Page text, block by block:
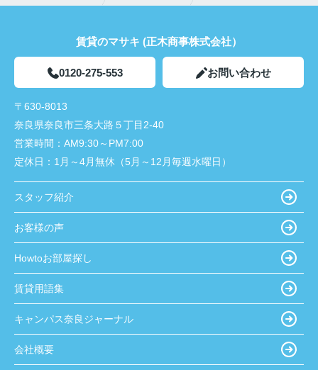
賃貸のマサキ (正木商事株式会社）
0120-275-553 お問い合わせ
〒630-8013
奈良県奈良市三条大路５丁目2-40
営業時間： AM9:30～PM7:00
定休日： 1月～4月無休（5月～12月毎週水曜日）
スタッフ紹介
お客様の声
Howtoお部屋探し
賃貸用語集
キャンパス奈良ジャーナル
会社概要